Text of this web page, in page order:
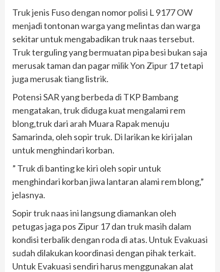
Truk jenis Fuso dengan nomor polisi L 9177 OW
menjadi tontonan warga yang melintas dan warga
sekitar untuk mengabadikan truk naas tersebut.
Truk terguling yang bermuatan pipa besi bukan saja
merusak taman dan pagar milik Yon Zipur 17 tetapi
juga merusak tiang listrik.
Potensi SAR yang berbeda di TKP Bambang
mengatakan, truk diduga kuat mengalami rem
blong,truk dari arah Muara Rapak menuju
Samarinda, oleh sopir truk. Di larikan ke kiri jalan
untuk menghindari korban.
” Truk di banting ke kiri oleh sopir untuk
menghindari korban jiwa lantaran alami rem blong,”
jelasnya.
Sopir truk naas ini langsung diamankan oleh
petugas jaga pos Zipur 17 dan truk masih dalam
kondisi terbalik dengan roda di atas. Untuk Evakuasi
sudah dilakukan koordinasi dengan pihak terkait.
Untuk Evakuasi sendiri harus menggunakan alat